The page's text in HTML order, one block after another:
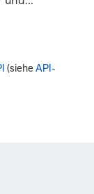
(sieheAPI-